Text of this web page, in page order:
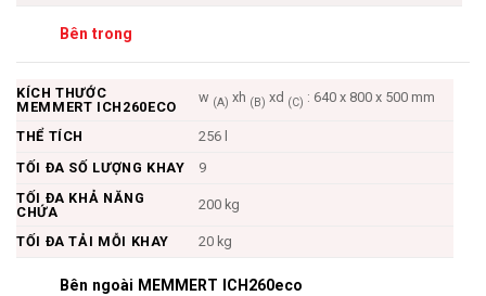
Bên trong
KÍCH THƯỚC
MEMMERT ICH260ECO
w (A) xh (B) xd (C) : 640 x 800 x 500 mm
THỂ TÍCH
256 l
TỐI ĐA SỐ LƯỢNG KHAY
9
TỐI ĐA KHẢ NĂNG
CHỨA
200 kg
TỐI ĐA TẢI MỖI KHAY 20 kg
Bên ngoài MEMMERT ICH260eco